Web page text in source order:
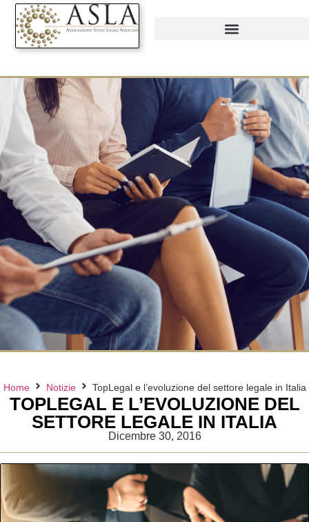
Home Notizie TopLegal e l’evoluzione del settore legale in Italia
TOPLEGAL E L’EVOLUZIONE DEL
SETTORE LEGALE IN ITALIA
Dicembre 30, 2016